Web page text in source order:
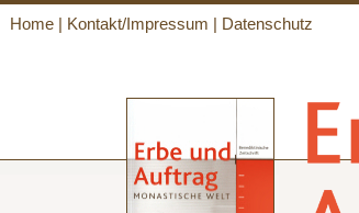
Home| Kontakt/Impressum Datenschutz